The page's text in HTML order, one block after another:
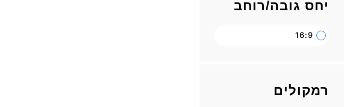
יחס גובה/רוחב
16:9
רמקולים